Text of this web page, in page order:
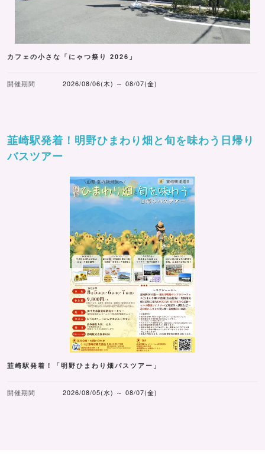
カフェの小さな「にゃつ祭り 2026」
開催期間 2026/08/06(木) ～ 08/07(金)
韮崎駅発着！明野ひまわり畑と旬を味わう日帰り
バスツアー
韮崎駅発着！「明野ひまわり畑バスツアー」
開催期間 2026/08/05(水) ～ 08/07(金)